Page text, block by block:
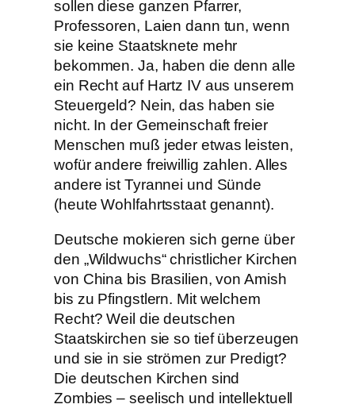
sollen diese ganzen Pfarrer,
Professoren, Laien dann tun, wenn
sie keine Staatsknete mehr
bekommen. Ja, haben die denn alle
ein Recht auf Hartz IV aus unserem
Steuergeld? Nein, das haben sie
nicht. In der Gemeinschaft freier
Menschen muß jeder etwas leisten,
wofür andere freiwillig zahlen. Alles
andere ist Tyrannei und Sünde
(heute Wohlfahrtsstaat genannt).
Deutsche mokieren sich gerne über
den „Wildwuchs“ christlicher Kirchen
von China bis Brasilien, von Amish
bis zu Pfingstlern. Mit welchem
Recht? Weil die deutschen
Staatskirchen sie so tief überzeugen
und sie in sie strömen zur Predigt?
Die deutschen Kirchen sind
Zombies – seelisch und intellektuell